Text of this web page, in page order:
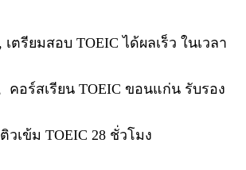
ตรียมสอบ TOEIC ได้ผลเร็ว ในเวลา
คอร์สเรียน TOEIC ขอนแก่น รับรอง
วเข้ม TOEIC 28 ชั่วโมง